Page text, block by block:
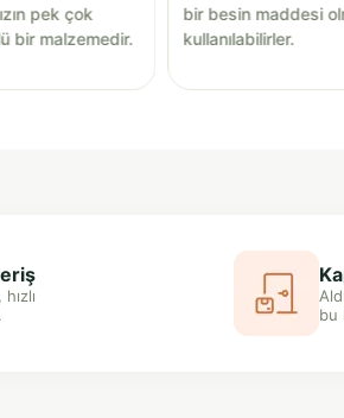
pek çok
bir malzemedir.
bir besin maddesi
kullanılabilirler.
bu